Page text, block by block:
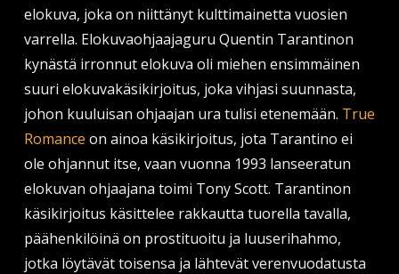
elokuva, joka on niittänyt kulttimainetta vuosien
varrella. Elokuvaohjaajaguru Quentin Tarantinon
kynästä irronnut elokuva oli miehen ensimmäinen
suuri elokuvakäsikirjoitus, joka vihjasi suunnasta,
johon kuuluisan ohjaajan ura tulisi etenemään. True
Romance on ainoa käsikirjoitus, jota Tarantino ei
ole ohjannut itse, vaan vuonna 1993 lanseeratun
elokuvan ohjaajana toimi Tony Scott. Tarantinon
käsikirjoitus käsittelee rakkautta tuorella tavalla,
päähenkilöinä on prostituoitu ja luuserihahmo,
jotka löytävät toisensa ja lähtevät verenvuodatusta